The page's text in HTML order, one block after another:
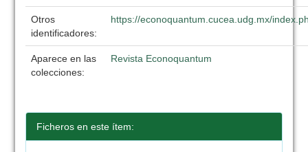
Otros
identificadores:
https://econoquantum.cucea.udg.mx/
Aparece en las
colecciones:
Revista Econoquantum
Ficheros en este ítem: